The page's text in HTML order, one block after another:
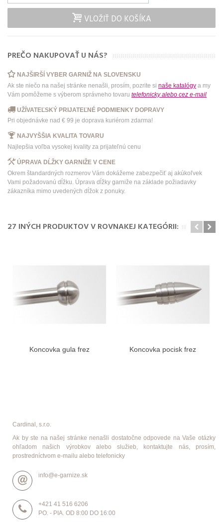
VLOŽIŤ DO KOŠÍKA
PREČO NAKUPOVAŤ U NÁS?
NAJŠIRŠÍ VYBER GARNIŽ NA SLOVENSKU
Ak ste niečo na našej stránke nenašli, prosím, pozrite si naše katalógy a my
Vám pomôžeme s výberom správneho tovaru telefonicky alebo cez e-mail
UŽÍVATEĽSKÝ PRIJATEĽNÉ PODMIENKY DOPRAVY
Pri objednávke nad € 99 je doprava kuriérom zdarma!
NAJVYŠŠIA KVALITA TOVARU
Najlepšia voľba vysokej kvality za prijateľnú cenu
ÚPRAVA DĹŽKY GARNIŽE V CENE
Okrem štandardných rozmerov Vám dokážeme zabezpečiť aj akúkoľvek
Vami požadovanú dĺžku. Úprava dĺžky garniže na základe požiadavky
zákazníka mimo uvedených dĺžok z ponuky.
27 INÝCH PRODUKTOV V ROVNAKEJ KATEGÓRII:
Koncovka gula frez Koncovka pocisk frez
Cardinal, s.r.o.
Ak by ste na našej stránke nenašli dostatočne odpovede na Vaše otázky
ohľadom našich výrobkov alebo služieb, kontaktujte nás, prosím,
prostredníctvom e-mailu alebo telefonicky
info@e-garnize.sk
+421 41 516 6206
PO. - PIA. OD 8:00 DO 16:00